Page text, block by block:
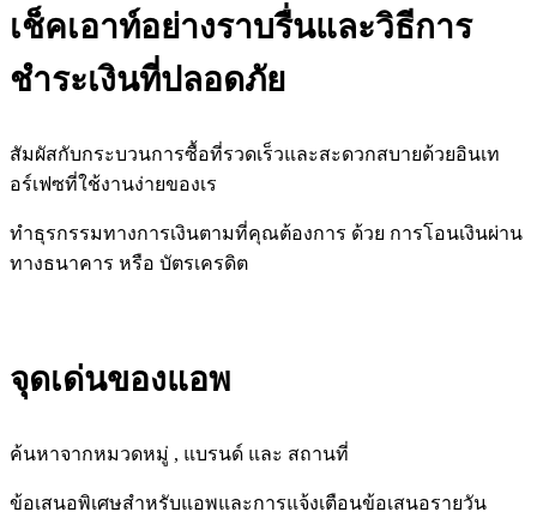
เช็คเอาท์อย่างราบรื่นและวิธีการ
ชำระเงินที่ปลอดภัย
สัมผัสกับกระบวนการซื้อที่รวดเร็วและสะดวกสบายด้วยอินเท
อร์เฟซที่ใช้งานง่ายของเร
ทำธุรกรรมทางการเงินตามที่คุณต้องการ ด้วย การโอนเงินผ่าน
ทางธนาคาร หรือ บัตรเครดิต
จุดเด่นของแอพ
ค้นหาจากหมวดหมู่ , แบรนด์ และ สถานที่
ข้อเสนอพิเศษสำหรับแอพและการแจ้งเตือนข้อเสนอรายวัน